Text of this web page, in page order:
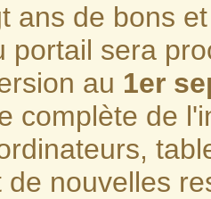
ans de bons
portail sera
au 1er
complète de
de nouvelles